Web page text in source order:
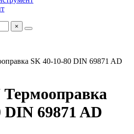
×
SK 40-10-80 DIN 69871 AD
Термооправка
DIN 69871 AD